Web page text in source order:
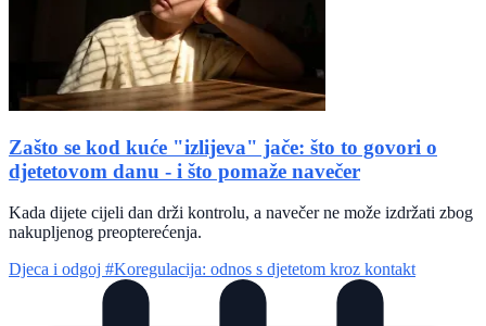
Zašto se kod kuće "izlijeva" jače: što to govori o
djetetovom danu - i što pomaže navečer
Kada dijete cijeli dan drži kontrolu, a navečer ne može izdržati zbog
nakupljenog preopterećenja.
Djeca i odgoj #Koregulacija: odnos s djetetom kroz kontakt